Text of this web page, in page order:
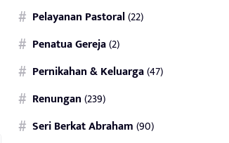
Pelayanan Pastoral(22)
Penatua Gereja(2)
Pernikahan & Keluarga(47)
Renungan(239)
Seri Berkat Abraham(90)